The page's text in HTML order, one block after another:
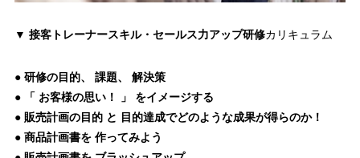
▼ 接客トレーナースキル・セールス力アップ研修カリキュラム
● 研修の目的、 課題、 解決策
● 「 お客様の思い！ 」 をイメージする
● 販売計画の目的 と 目的達成でどのような成果が得らのか！
● 商品計画書を 作ってみよう